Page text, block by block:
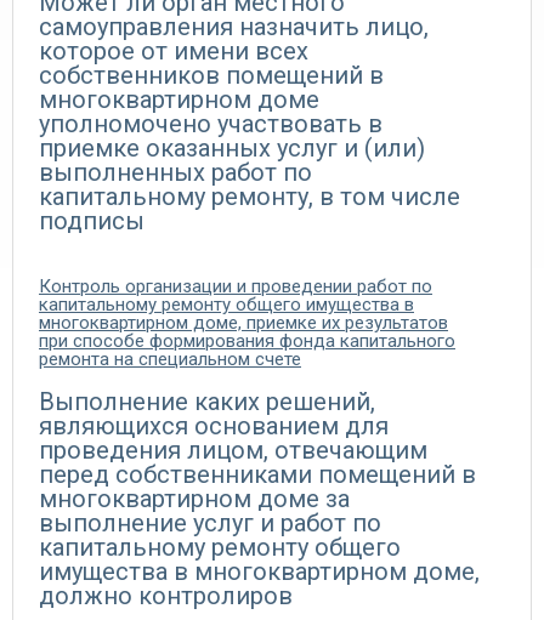
самоуправления назначить лицо,
которое от имени всех
собственников помещений в
многоквартирном доме
уполномочено участвовать в
приемке оказанных услуг и (или)
выполненных работ по
капитальному ремонту, в том числе
подписы
Контроль организации и проведении работ по
капитальному ремонту общего имущества в
многоквартирном доме, приемке их результатов
при способе формирования фонда капитального
ремонта на специальном счете
Выполнение каких решений,
являющихся основанием для
проведения лицом, отвечающим
перед собственниками помещений в
многоквартирном доме за
выполнение услуг и работ по
капитальному ремонту общего
имущества в многоквартирном доме,
должно контролиров